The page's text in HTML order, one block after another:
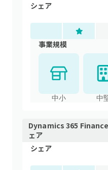
シェア
事業規模
中小 中
Dynamics 365 Finance
ェア
シェア